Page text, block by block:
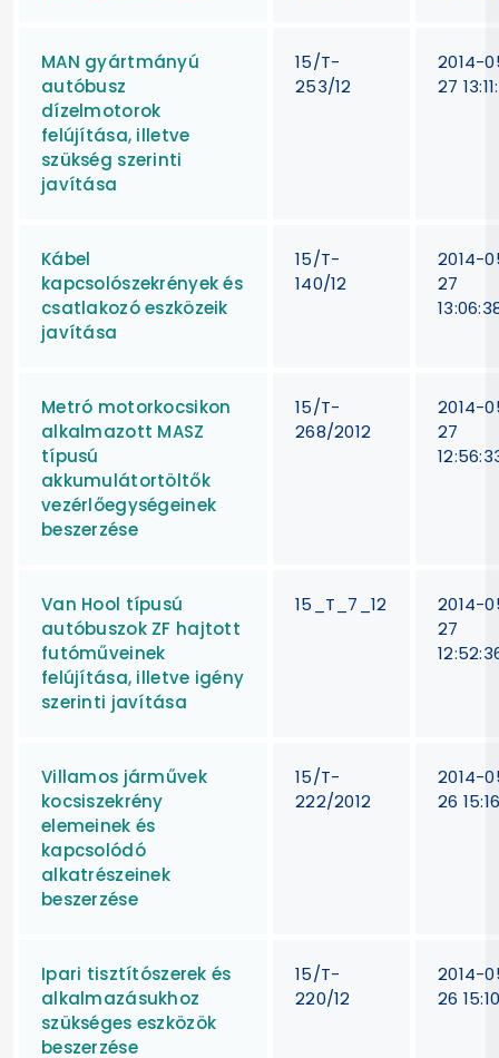
MAN gyártmányú
autóbusz
dízelmotorok
felújítása, illetve
szükség szerinti
javítása
15/T-
253/12
2014-
27
Kábel
kapcsolószekrények és
csatlakozó eszközeik
javítása
15/T-
140/12
2014-
27
Metró motorkocsikon
alkalmazott MASZ
típusú
akkumulátortöltők
vezérlőegységeinek
beszerzése
15/T-
268/2012
2014-
27
Van Hool típusú
autóbuszok ZF hajtott
futóműveinek
felújítása, illetve igény
szerinti javítása
15_T_7_12
2014-
27
Villamos járművek
kocsiszekrény
elemeinek és
kapcsolódó
alkatrészeinek
beszerzése
15/T-
222/2012
2014-
26
Ipari tisztítószerek és
alkalmazásukhoz
szükséges eszközök
beszerzése
15/T-
220/12
2014-
26